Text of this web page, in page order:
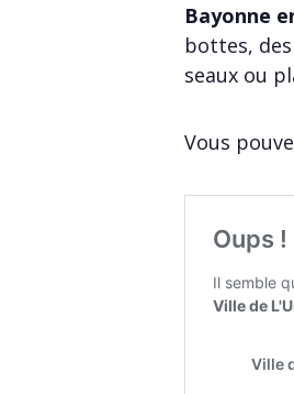
Bayonne
bottes,
seaux ou
Vous